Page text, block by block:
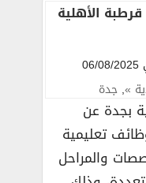
الأهلية
»
,جدة
بجدة عن
تعليمية
والمراحل